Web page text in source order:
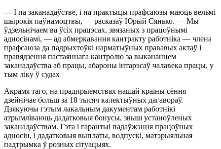
— І па заканадаўстве, і на практыцы прафсаюзы маюць вельмі
шырокія паўнамоцтвы, — расказаў Юрый Сянько. — Мы
ўдзельнічаем ва ўсіх працэсах, звязаных з працоўнымі
адносінамі, — ад абмеркавання кантракту работніка — члена
прафсаюза да падрыхтоўкі нарматыўных прававых актаў і
правядзення пастаяннага кантролю за выкананнем
заканадаўства аб працы, абароны інтарэсаў чалавека працы, у
тым ліку ў судах
Акрамя таго, на прадпрыемствах нашай краіны сёння
дзейнічае больш за 18 тысяч калектыўных дагавораў.
Дзякуючы гэтым лакальным дакументам работнікі
атрымліваюць дадатковыя бонусы, звыш устаноўленых
заканадаўствам. Гэта і гарантыі падаўжэння працоўных
адносін, і дадатковыя выплаты, водпускі, матэрыяльная
падтрымка ў розных сітуацыях.